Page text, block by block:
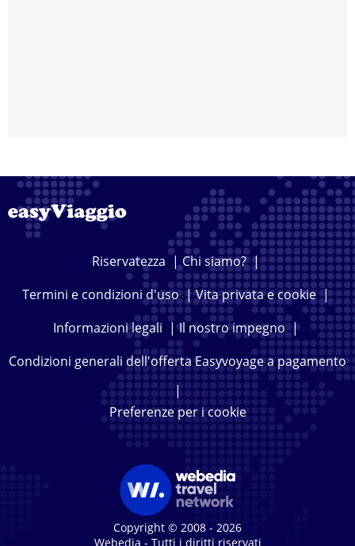
Riservatezza |Chi siamo?|
Termini e condizioni d'uso|Vita privata e cookie|
Informazioni legali |Il nostro impegno|
Condizioni generali dell'offerta Easyvoyage a pagamento
|
Preferenze per i cookie
Copyright © 2008 - 2026
Webedia - Tutti i diritti riservati